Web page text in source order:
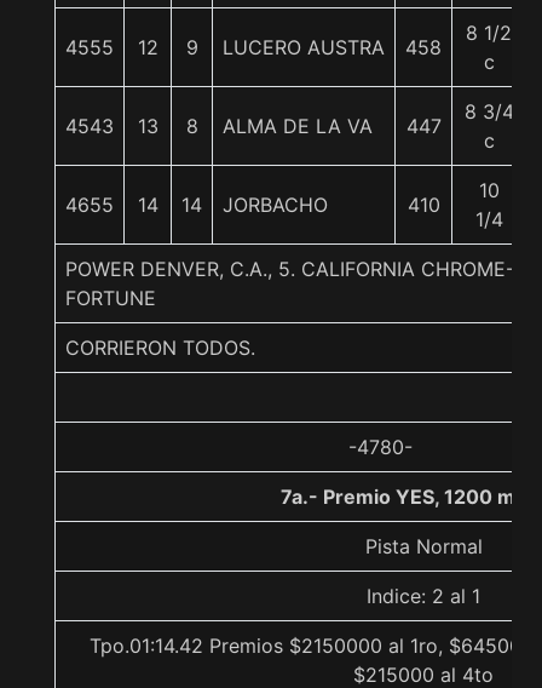
4555 12 9 LUCERO AUSTRA 458
8 1/2
c
4543 13 8 ALMA DE LA VA 447
8 3/4
c
4655 14 14 JORBACHO 410
10
1/4
POWER DENVER, C.A., 5. CALIFORNIA CHROME-
FORTUNE
CORRIERON TODOS.
-4780-
7a.- Premio YES, 1200
Pista Normal
Indice: 2 al 1
Tpo.01:14.42 Premios $2150000 al 1ro,
$215000 al 4to